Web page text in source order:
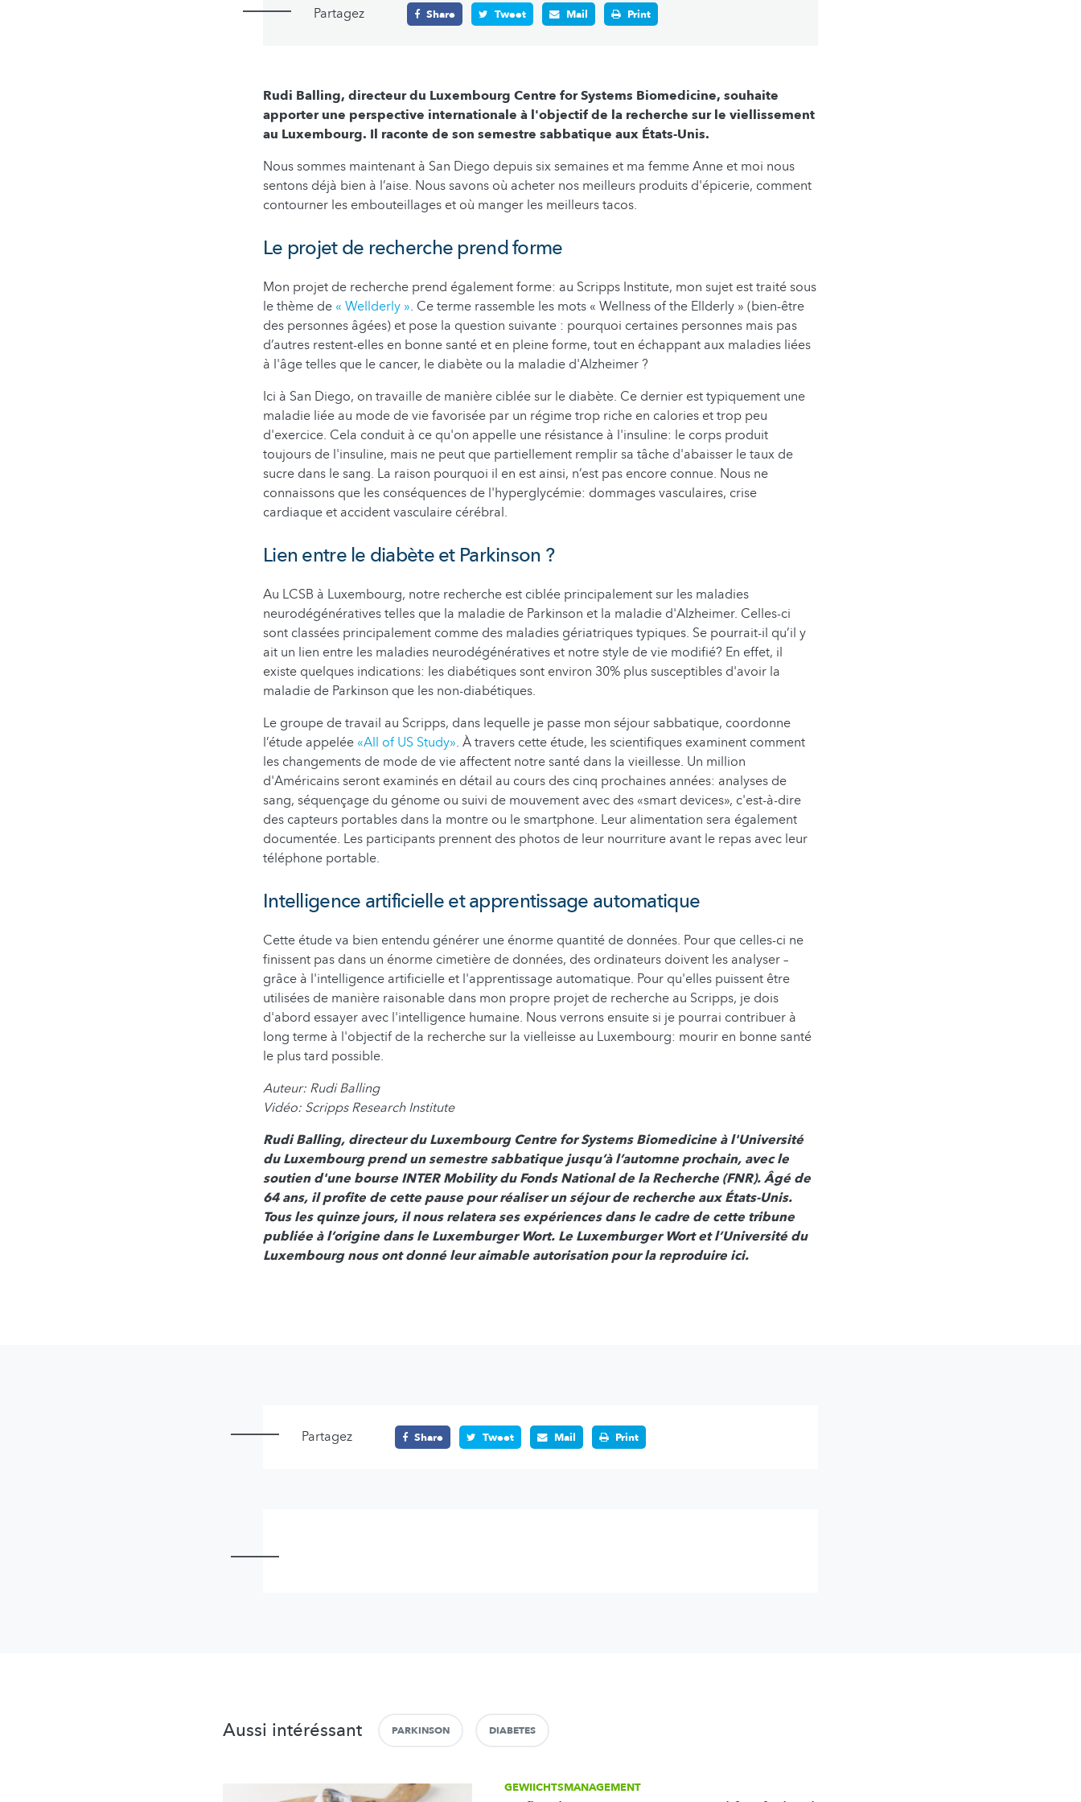
Partagez Share Tweet Mail Print
Rudi Balling, directeur du Luxembourg Centre for Systems Biomedicine, souhaite
apporter une perspective internationale à l'objectif de la recherche sur le viellissement
au Luxembourg. Il raconte de son semestre sabbatique aux États-Unis.
Nous sommes maintenant à San Diego depuis six semaines et ma femme Anne et moi nous
sentons déjà bien à l’aise. Nous savons où acheter nos meilleurs produits d'épicerie, comment
contourner les embouteillages et où manger les meilleurs tacos.
Le projet de recherche prend forme
Mon projet de recherche prend également forme: au Scripps Institute, mon sujet est traité sous
le thème de « Wellderly ». Ce terme rassemble les mots « Wellness of the Ellderly » (bien-être
des personnes âgées) et pose la question suivante : pourquoi certaines personnes mais pas
d’autres restent-elles en bonne santé et en pleine forme, tout en échappant aux maladies liées
à l'âge telles que le cancer, le diabète ou la maladie d'Alzheimer ?
Ici à San Diego, on travaille de manière ciblée sur le diabète. Ce dernier est typiquement une
maladie liée au mode de vie favorisée par un régime trop riche en calories et trop peu
d'exercice. Cela conduit à ce qu'on appelle une résistance à l'insuline: le corps produit
toujours de l'insuline, mais ne peut que partiellement remplir sa tâche d'abaisser le taux de
sucre dans le sang. La raison pourquoi il en est ainsi, n’est pas encore connue. Nous ne
connaissons que les conséquences de l'hyperglycémie: dommages vasculaires, crise
cardiaque et accident vasculaire cérébral.
Lien entre le diabète et Parkinson ?
Au LCSB à Luxembourg, notre recherche est ciblée principalement sur les maladies
neurodégénératives telles que la maladie de Parkinson et la maladie d'Alzheimer. Celles-ci
sont classées principalement comme des maladies gériatriques typiques. Se pourrait-il qu’il y
ait un lien entre les maladies neurodégénératives et notre style de vie modifié? En effet, il
existe quelques indications: les diabétiques sont environ 30% plus susceptibles d'avoir la
maladie de Parkinson que les non-diabétiques.
Le groupe de travail au Scripps, dans lequelle je passe mon séjour sabbatique, coordonne
l’étude appelée «All of US Study». À travers cette étude, les scientifiques examinent comment
les changements de mode de vie affectent notre santé dans la vieillesse. Un million
d'Américains seront examinés en détail au cours des cinq prochaines années: analyses de
sang, séquençage du génome ou suivi de mouvement avec des «smart devices», c'est-à-dire
des capteurs portables dans la montre ou le smartphone. Leur alimentation sera également
documentée. Les participants prennent des photos de leur nourriture avant le repas avec leur
téléphone portable.
Intelligence artificielle et apprentissage automatique
Cette étude va bien entendu générer une énorme quantité de données. Pour que celles-ci ne
finissent pas dans un énorme cimetière de données, des ordinateurs doivent les analyser –
grâce à l'intelligence artificielle et l'apprentissage automatique. Pour qu'elles puissent être
utilisées de manière raisonable dans mon propre projet de recherche au Scripps, je dois
d'abord essayer avec l'intelligence humaine. Nous verrons ensuite si je pourrai contribuer à
long terme à l'objectif de la recherche sur la vielleisse au Luxembourg: mourir en bonne santé
le plus tard possible.
Auteur: Rudi Balling
Vidéo: Scripps Research Institute
Rudi Balling, directeur du Luxembourg Centre for Systems Biomedicine à l'Université
du Luxembourg prend un semestre sabbatique jusqu’à l’automne prochain, avec le
soutien d'une bourse INTER Mobility du Fonds National de la Recherche (FNR). Âgé de
64 ans, il profite de cette pause pour réaliser un séjour de recherche aux États-Unis.
Tous les quinze jours, il nous relatera ses expériences dans le cadre de cette tribune
publiée à l’origine dans le Luxemburger Wort. Le Luxemburger Wort et l’Université du
Luxembourg nous ont donné leur aimable autorisation pour la reproduire ici.
Partagez Share Tweet Mail Print
Aussi intéréssant PARKINSON DIABETES
GEWIICHTSMANAGEMENT